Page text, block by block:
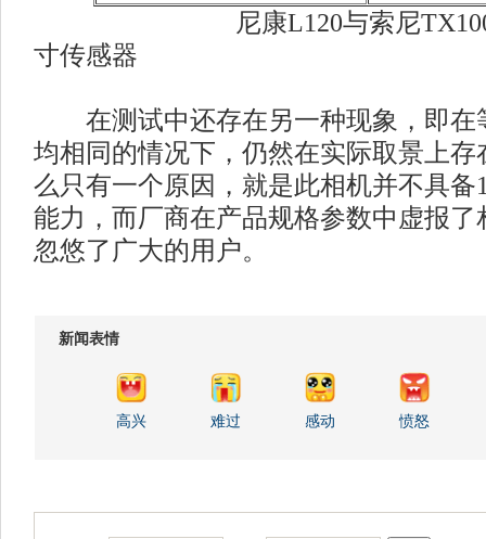
尼康L120与索尼TX100均
寸传感器
在测试中还存在另一种现象，即在
均相同的情况下，仍然在实际取景上存
么只有一个原因，就是此相机并不具备
能力，而厂商在产品规格参数中虚报了
忽悠了广大的用户。
新闻表情
高兴 难过 感动 愤怒